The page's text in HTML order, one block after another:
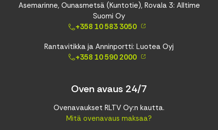
Asemarinne, Ounasmetsä (Kuntotie), Rovala 3: Alltime
Suomi Oy
+358 10 583 3050
Rantavitikka ja Anninportti: Luotea Oyj
+358 10 590 2000
Oven avaus 24/7
Ovenavaukset RLTV Oy:n kautta.
Mitä ovenavaus maksaa?